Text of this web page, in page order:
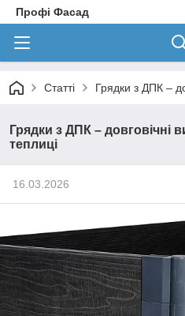
Профі Фасад
Статті Грядки з ДПК –
Грядки з ДПК – довговічні
теплиці
16.03.2026